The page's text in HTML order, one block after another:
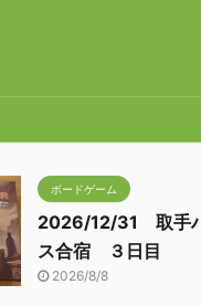
ボードゲーム
2026/12/31 取手
ス合宿 ３日目
2026/8/8